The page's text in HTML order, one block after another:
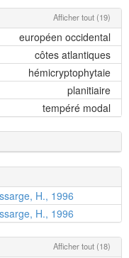
Afficher tout (19)
européen occidental
côtes atlantiques
hémicryptophytaie
planitiaire
tempéré modal
H., 1996
H., 1996
Afficher tout (18)